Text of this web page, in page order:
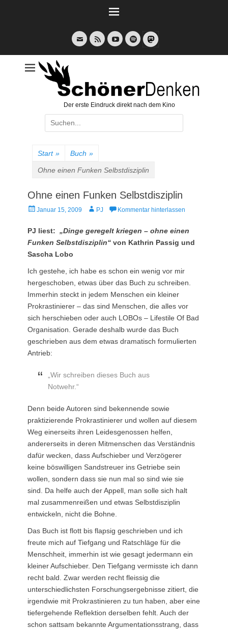
E-
Mail
Feed YouTubeSpotify
Der erste Eindruck direkt nach dem Kino
Suche
nach:
Start » Buch »
Ohne einen Funken Selbstdisziplin
Ohne einen Funken Selbstdisziplin
Veröffentlicht
Januar 15, 2009 AutorPJ Kommentar hinterlassen
PJ liest: „Dinge geregelt kriegen – ohne einen
Funken Selbstdisziplin“ von Kathrin Passig und
Sascha Lobo
Ich gestehe, ich habe es schon ein wenig vor mir
hergeschoben, etwas über das Buch zu schreiben.
Immerhin steckt in jedem Menschen ein kleiner
Prokrastinierer – das sind Menschen, die alles vor
sich herschieben oder auch LOBOs – Lifestile Of Bad
Organisation. Gerade deshalb wurde das Buch
geschrieben aus dem etwas dramatisch formulierten
Antrieb:
„Wir schreiben dieses Buch aus
Notwehr.“
Denn beide Autoren sind bekennende sowie
praktizierende Prokrastinierer und wollen auf diesem
Weg einerseits ihren Leidesgenossen helfen,
andererseits in deren Mitmenschen das Verständnis
dafür wecken, dass Aufschieber und Verzögerer
keine böswilligen Sandstreuer ins Getriebe sein
wollen, sondern dass sie nun mal so sind wie sie
sind. Da helfe auch der Appell, man solle sich halt
mal zusammenreißen und etwas Selbstdisziplin
entwickeln, nicht die Bohne.
Das Buch ist flott bis flapsig geschrieben und ich
freute mich auf Tiefgang und Ratschläge für die
Menschheit, immerhin ist wie gesagt jedermann ein
kleiner Aufschieber. Den Tiefgang vermisste ich dann
recht bald. Zwar werden recht fleissig die
unterschiedlichsten Forschungsergebnisse zitiert, die
irgendwie mit Prokrastinieren zu tun haben, aber eine
tiefergehende Reflektion derselben fehlt. Auch der
schon sattsam bekannte Argumentationsstrang, dass